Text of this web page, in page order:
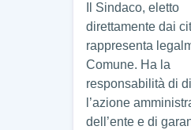
Il Sindaco, eletto
direttamente dai
rappresenta
Comune. Ha la
responsabilità di
l’azione
dell’ente e di